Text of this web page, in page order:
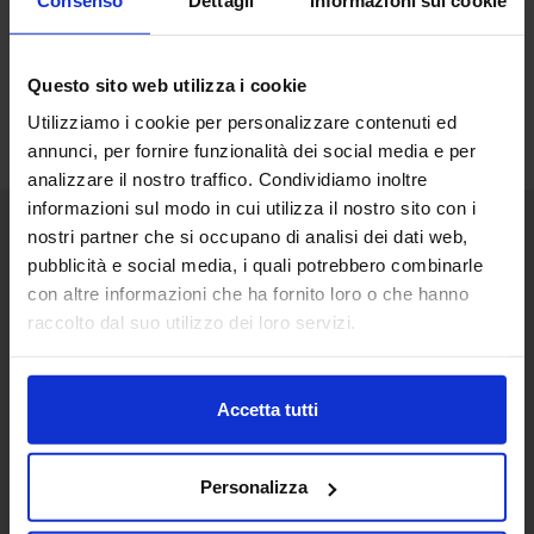
Questo sito web utilizza i cookie
Utilizziamo i cookie per personalizzare contenuti ed
annunci, per fornire funzionalità dei social media e per
analizzare il nostro traffico. Condividiamo inoltre
informazioni sul modo in cui utilizza il nostro sito con i
nostri partner che si occupano di analisi dei dati web,
pubblicità e social media, i quali potrebbero combinarle
con altre informazioni che ha fornito loro o che hanno
raccolto dal suo utilizzo dei loro servizi.
Accetta tutti
Personalizza
Senaf srl
Via Eritrea 21/A
20157 | Milano | Italia
Progetto e direzione